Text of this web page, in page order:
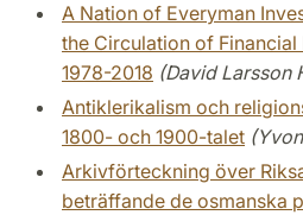
A Nation of Everyman
the Circulation of
1978-2018 (David Larsson
Antiklerikalism och
1800- och 1900-talet
Arkivförteckning över
beträffande de osmanska